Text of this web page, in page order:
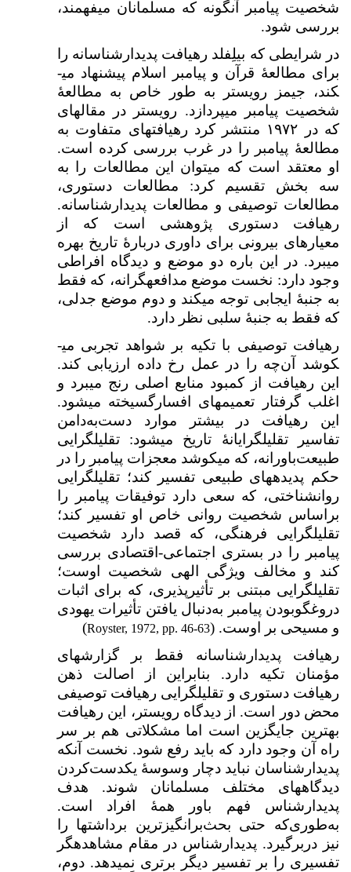
شخصیت پیامبر آن­گونه که مسلمانان می­فهمند،
بررسی شود.
در شرایطی که بیلِفلد رهیافت پدیدارشناسانه را
برای مطالعهٔ قرآن و پیامبر اسلام پیشنهاد می­
کند، جیمز رویستر به طور خاص به مطالعهٔ
شخصیت پیامبر می­پردازد. رویستر در مقاله­ای
که در ۱۹۷۲ منتشر کرد رهیافت­های متفاوت به
مطالعۀ پیامبر را در غرب بررسی کرده است.
او معتقد است که می­توان این مطالعات را به
سه بخش تقسیم کرد: مطالعات دستوری،
مطالعات توصیفی و مطالعات پدیدارشناسانه.
رهیافت دستوری پژوهشی است که از
معیارهای بیرونی برای داوری دربارهٔ تاریخ بهره
می­برد. در این باره دو موضع و دیدگاه افراطی
وجود دارد: نخست موضع مدافعه­گرانه، که فقط
به جنبهٔ ایجابی توجه می­کند و دوم موضع جدلی،
که فقط به جنبهٔ سلبی نظر دارد.
رهیافت توصیفی با تکیه بر شواهد تجربی می­
کوشد آن‌چه را در عمل رخ داده ارزیابی کند.
این رهیافت از کمبود منابع اصلی رنج می­برد و
اغلب گرفتار تعمیم­های افسارگسیخته می­شود.
این رهیافت در بیشتر موارد دست‌به‌دامن
تفاسیر تقلیل­گرایانهٔ تاریخ می­شود: تقلیل­گرایی
طبیعت‌باورانه، که می­کوشد معجزات پیامبر را در
حکم پدیده­های طبیعی تفسیر کند؛ تقلیل­گرایی
روان­شناختی، که سعی دارد توفیقات پیامبر را
براساس شخصیت روانی خاص او تفسیر کند؛
تقلیل­گرایی فرهنگی، که قصد دارد شخصیت
پیامبر را در بستری اجتماعی-اقتصادی بررسی
کند و مخالف ویژگی الهی شخصیت اوست؛
تقلیل­گرایی مبتنی بر تأثیرپذیری، که برای اثبات
دروغگو‌بودن پیامبر به‌دنبال یافتن تأثیرات یهودی
و مسیحی بر اوست. (Royster, 1972, pp. 46-63
)
رهیافت پدیدارشناسانه فقط بر گزارش­های
مؤمنان تکیه دارد. بنابراین از اصالت ذهن
رهیافت دستوری و تقلیل­گرایی رهیافت توصیفی
محض دور است. از دیدگاه رویستر، این رهیافت
بهترین جایگزین است اما مشکلاتی هم بر سر
راه آن وجود دارد که باید رفع شود. نخست آنکه
پدیدارشناسان نباید دچار وسوسهٔ یکدست‌کردن
دیدگاه­های مختلف مسلمانان شوند. هدف
پدیدارشناس فهم باور همهٔ افراد است.
به‌طوری‌که حتی بحث‌برانگیزترین برداشت­ها را
نیز دربرگیرد. پدیدارشناس در مقام مشاهده­گر
تفسیری را بر تفسیر دیگر برتری نمی­دهد. دوم،